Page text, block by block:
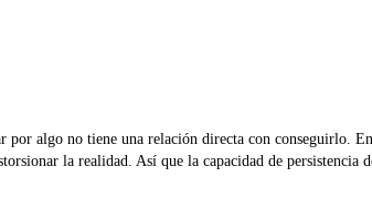
algo no tiene una relación directa con conseguirlo.
la realidad. Así que la capacidad de persistencia